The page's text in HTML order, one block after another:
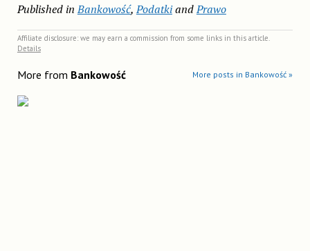
Published in Bankowość,PodatkiandPrawo
Affiliate disclosure: we may earn a commission from some links in this article.
Details
More from Bankowość More posts in Bankowość »